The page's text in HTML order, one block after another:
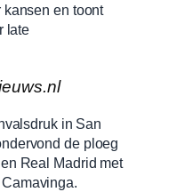
kansen en toont
late
in San
de ploeg
Real Madrid met